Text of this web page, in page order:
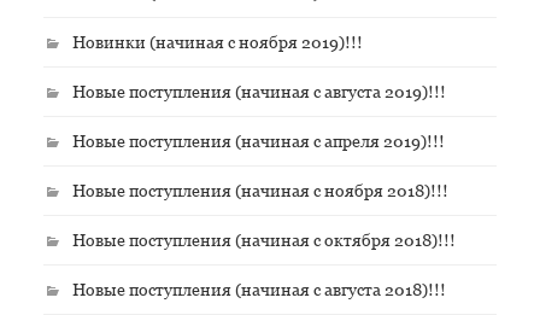
Новинки (начиная с ноября 2019)!!!
Новые поступления (начиная с августа 2019)!!!
Новые поступления (начиная с апреля 2019)!!!
Новые поступления (начиная с ноября 2018)!!!
Новые поступления (начиная с октября 2018)!!!
Новые поступления (начиная с августа 2018)!!!